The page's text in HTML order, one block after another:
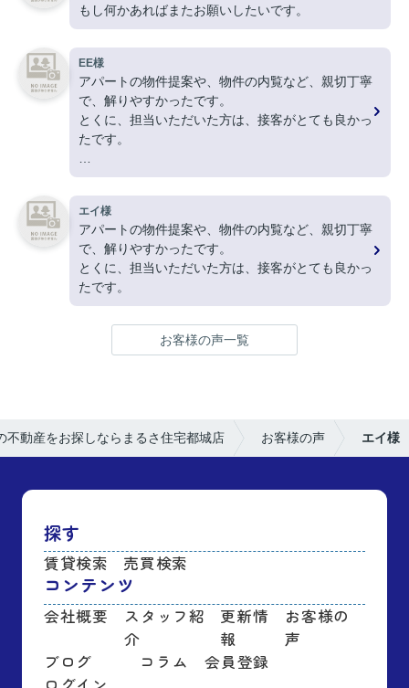
もし何かあればまたお願いしたいです。
EE様
アパートの物件提案や、物件の内覧など、親切丁寧
で、解りやすかったです。
とくに、担当いただいた方は、接客がとても良かっ
たです。
ありがとうございました。
エイ様
アパートの物件提案や、物件の内覧など、親切丁寧
で、解りやすかったです。
とくに、担当いただいた方は、接客がとても良かっ
たです。
お客様の声一覧
不動産をお探しならまるさ住宅都城店 お客様の声 エイ様
探す
賃貸検索 売買検索
コンテンツ
会社概要
スタッフ紹
介
更新情
報
お客様の
声
ブログ
コラム
会員登録